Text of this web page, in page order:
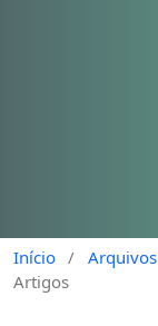
Início / Arquivos
Artigos